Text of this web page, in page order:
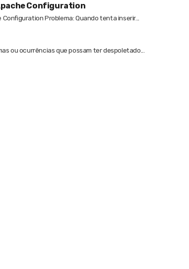
Configuration
Problema: Quando tenta inserir...
ou ocurrências que possam ter despoletado...